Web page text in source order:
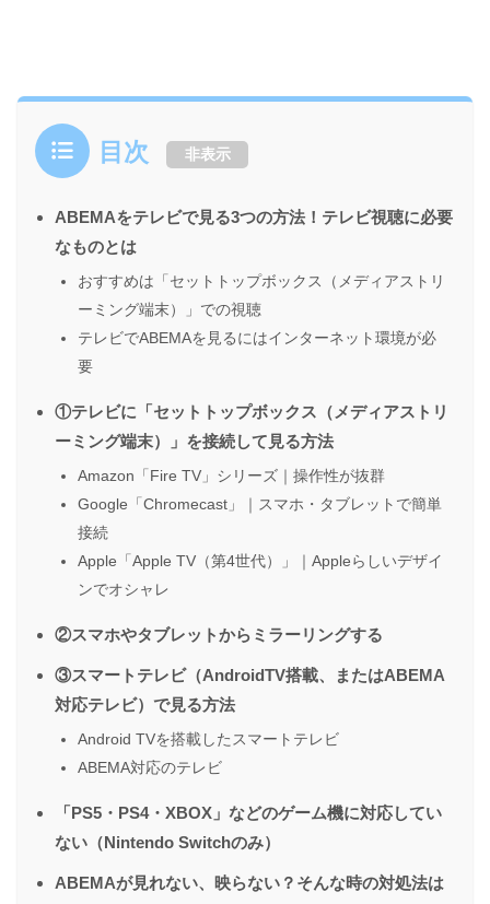
目次 非表示
ABEMAをテレビで見る3つの方法！テレビ視聴に必要
なものとは
おすすめは「セットトップボックス（メディアストリ
ーミング端末）」での視聴
テレビでABEMAを見るにはインターネット環境が必
要
①テレビに「セットトップボックス（メディアストリ
ーミング端末）」を接続して見る方法
Amazon「Fire TV」シリーズ｜操作性が抜群
Google「Chromecast」｜スマホ・タブレットで簡単
接続
Apple「Apple TV（第4世代）」｜Appleらしいデザイ
ンでオシャレ
②スマホやタブレットからミラーリングする
③スマートテレビ（AndroidTV搭載、またはABEMA
対応テレビ）で見る方法
Android TVを搭載したスマートテレビ
ABEMA対応のテレビ
「PS5・PS4・XBOX」などのゲーム機に対応してい
ない（Nintendo Switchのみ）
ABEMAが見れない、映らない？そんな時の対処法は